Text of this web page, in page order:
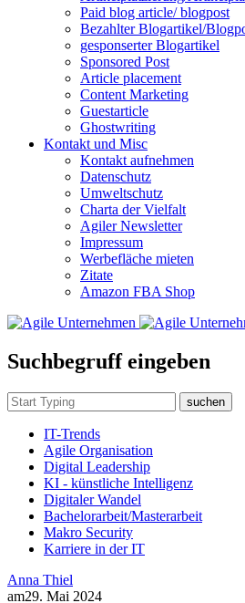
Paid blog article/ blogpost
Bezahlter Blogartikel/
gesponserter Blogartikel
Sponsored Post
Article placement
Content Marketing
Guestarticle
Ghostwriting
Kontakt und Misc
Kontakt aufnehmen
Datenschutz
Umweltschutz
Charta der Vielfalt
Agiler Newsletter
Impressum
Werbefläche mieten
Zitate
Amazon FBA Shop
Suchbegruff eingeben
suchen
IT-Trends
Agile Organisation
Digital Leadership
KI - künstliche Intelligenz
Digitaler Wandel
Bachelorarbeit/Masterarbeit
Makro Security
Karriere in der IT
Anna Thiel
am29. Mai 2024